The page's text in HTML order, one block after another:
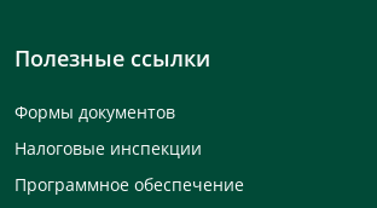
Полезные ссылки
Формы документов
Налоговые инспекции
Программное обеспечение